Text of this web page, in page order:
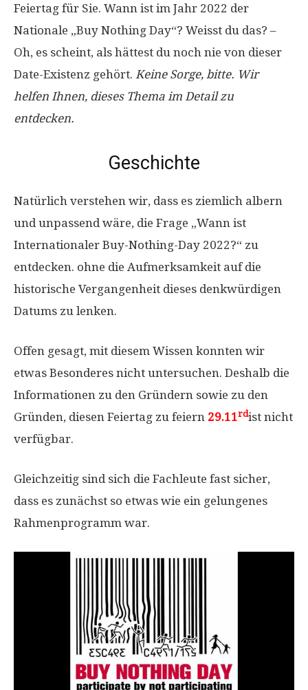
Feiertag für Sie. Wann ist im Jahr 2022 der
Nationale „Buy Nothing Day“? Weisst du das? –
Oh, es scheint, als hättest du noch nie von dieser
Date-Existenz gehört. Keine Sorge, bitte. Wir
helfen Ihnen, dieses Thema im Detail zu
entdecken.
Geschichte
Natürlich verstehen wir, dass es ziemlich albern
und unpassend wäre, die Frage „Wann ist
Internationaler Buy-Nothing-Day 2022?“ zu
entdecken. ohne die Aufmerksamkeit auf die
historische Vergangenheit dieses denkwürdigen
Datums zu lenken.
Offen gesagt, mit diesem Wissen konnten wir
etwas Besonderes nicht untersuchen. Deshalb die
Informationen zu den Gründern sowie zu den
Gründen, diesen Feiertag zu feiern 29.11rdist nicht
verfügbar.
Gleichzeitig sind sich die Fachleute fast sicher,
dass es zunächst so etwas wie ein gelungenes
Rahmenprogramm war.